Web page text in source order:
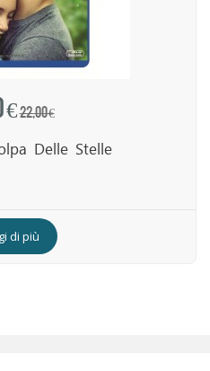
€22,00 €
Delle Stelle
di più